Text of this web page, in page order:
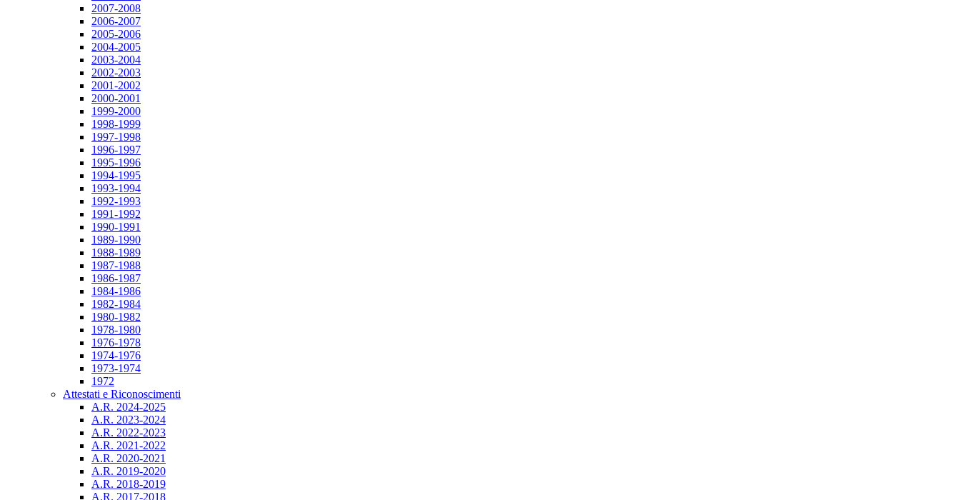
2007-2008
2006-2007
2005-2006
2004-2005
2003-2004
2002-2003
2001-2002
2000-2001
1999-2000
1998-1999
1997-1998
1996-1997
1995-1996
1994-1995
1993-1994
1992-1993
1991-1992
1990-1991
1989-1990
1988-1989
1987-1988
1986-1987
1984-1986
1982-1984
1980-1982
1978-1980
1976-1978
1974-1976
1973-1974
1972
Attestati e Riconoscimenti
A.R. 2024-2025
A.R. 2023-2024
A.R. 2022-2023
A.R. 2021-2022
A.R. 2020-2021
A.R. 2019-2020
A.R. 2018-2019
A.R. 2017-2018